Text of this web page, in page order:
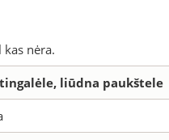
nėra.
liūdna paukštele